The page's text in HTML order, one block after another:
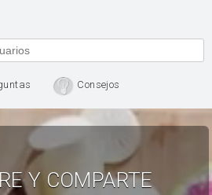
Consejos
Y COMPARTE